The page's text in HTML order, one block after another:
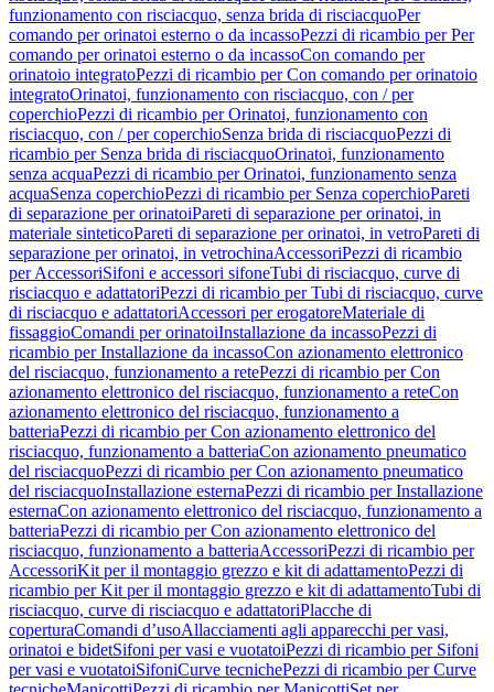
funzionamento con risciacquo, senza brida di risciacquoPer
comando per orinatoi esterno o da incassoPezzi di ricambio per Per
comando per orinatoi esterno o da incassoCon comando per
orinatoio integratoPezzi di ricambio per Con comando per orinatoio
integratoOrinatoi, funzionamento con risciacquo, con / per
coperchioPezzi di ricambio per Orinatoi, funzionamento con
risciacquo, con / per coperchioSenza brida di risciacquoPezzi di
ricambio per Senza brida di risciacquoOrinatoi, funzionamento
senza acquaPezzi di ricambio per Orinatoi, funzionamento senza
acquaSenza coperchioPezzi di ricambio per Senza coperchioPareti
di separazione per orinatoiPareti di separazione per orinatoi, in
materiale sinteticoPareti di separazione per orinatoi, in vetroPareti di
separazione per orinatoi, in vetrochinaAccessoriPezzi di ricambio
per AccessoriSifoni e accessori sifoneTubi di risciacquo, curve di
risciacquo e adattatoriPezzi di ricambio per Tubi di risciacquo, curve
di risciacquo e adattatoriAccessori per erogatoreMateriale di
fissaggioComandi per orinatoiInstallazione da incassoPezzi di
ricambio per Installazione da incassoCon azionamento elettronico
del risciacquo, funzionamento a retePezzi di ricambio per Con
azionamento elettronico del risciacquo, funzionamento a reteCon
azionamento elettronico del risciacquo, funzionamento a
batteriaPezzi di ricambio per Con azionamento elettronico del
risciacquo, funzionamento a batteriaCon azionamento pneumatico
del risciacquoPezzi di ricambio per Con azionamento pneumatico
del risciacquoInstallazione esternaPezzi di ricambio per Installazione
esternaCon azionamento elettronico del risciacquo, funzionamento a
batteriaPezzi di ricambio per Con azionamento elettronico del
risciacquo, funzionamento a batteriaAccessoriPezzi di ricambio per
AccessoriKit per il montaggio grezzo e kit di adattamentoPezzi di
ricambio per Kit per il montaggio grezzo e kit di adattamentoTubi di
risciacquo, curve di risciacquo e adattatoriPlacche di
coperturaComandi d’usoAllacciamenti agli apparecchi per vasi,
orinatoi e bidetSifoni per vasi e vuotatoiPezzi di ricambio per Sifoni
per vasi e vuotatoiSifoniCurve tecnichePezzi di ricambio per Curve